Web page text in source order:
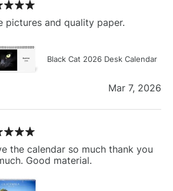
pictures and quality paper.
Black Cat 2026 Desk Calendar
Mar 7, 2026
the calendar so much thank you
Good material.